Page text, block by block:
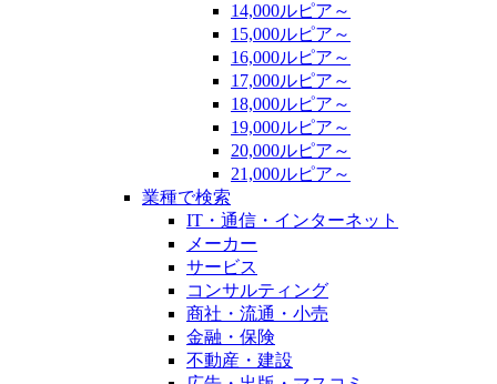
14,000ルピア～
15,000ルピア～
16,000ルピア～
17,000ルピア～
18,000ルピア～
19,000ルピア～
20,000ルピア～
21,000ルピア～
業種で検索
IT・通信・インターネット
メーカー
サービス
コンサルティング
商社・流通・小売
金融・保険
不動産・建設